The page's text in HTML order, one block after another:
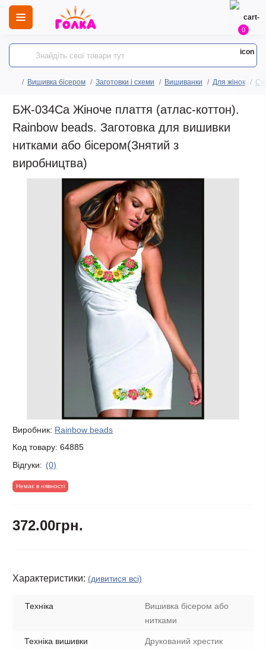
0
Вишивка бісером Заготовки і схеми Вишиванки Для жінок
БЖ-034Са Жіноче плаття (атлас-коттон).
Rainbow beads. Заготовка для вишивки
нитками або бісером(Знятий з
виробництва)
Виробник: Rainbow beads
Код товару: 64885
Відгуки: (0)
Немає в нявності
372.00грн.
Характеристики: (дивитися всі)
Техніка
Вишивка бісером або
нитками
Техніка вишивки
Друкований хрестик